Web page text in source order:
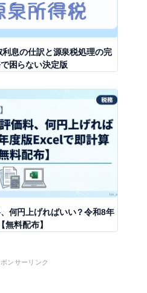
利息の仕訳と源泉税処理の完
困らない決定版
何円上げればいい？令和8年
料配布】
ポンサーリンク